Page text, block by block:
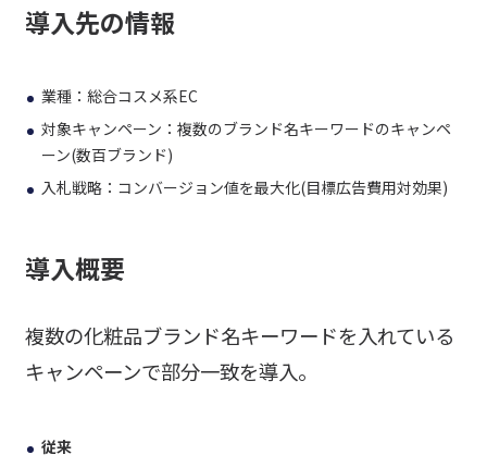
導入先の情報
業種：総合コスメ系EC
対象キャンペーン：複数のブランド名キーワードのキャンペ
ーン(数百ブランド)
入札戦略：コンバージョン値を最大化(目標広告費用対効果)
導入概要
複数の化粧品ブランド名キーワードを入れている
キャンペーンで部分一致を導入。
従来